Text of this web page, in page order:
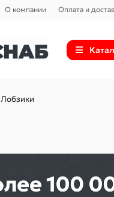
О компании Оплата и
Лобзики